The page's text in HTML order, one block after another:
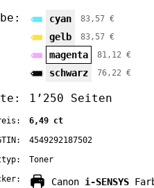
cyan 83,57 €
gelb 83,57 €
magenta 81,12 €
schwarz 76,22 €
1’250 Seiten
6,49 ct
4549292187502
Toner
Canon i-SENSYS